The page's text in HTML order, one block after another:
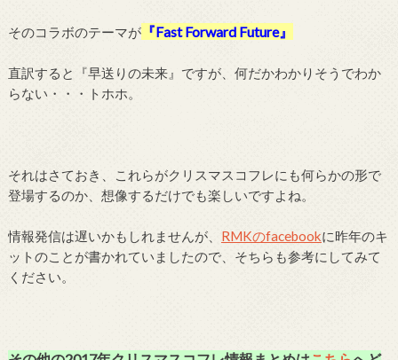
そのコラボのテーマが『Fast Forward Future』
直訳すると『早送りの未来』ですが、何だかわかりそうでわか
らない・・・トホホ。
それはさておき、これらがクリスマスコフレにも何らかの形で
登場するのか、想像するだけでも楽しいですよね。
情報発信は遅いかもしれませんが、 RMKのfacebookに昨年のキ
ットのことが書かれていましたので、そちらも参考にしてみて
ください。